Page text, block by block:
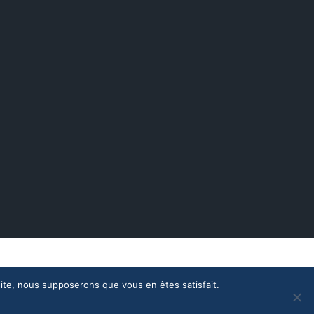
Météo en direct
Nous contacter
nous supposerons que vous en êtes satisfait.